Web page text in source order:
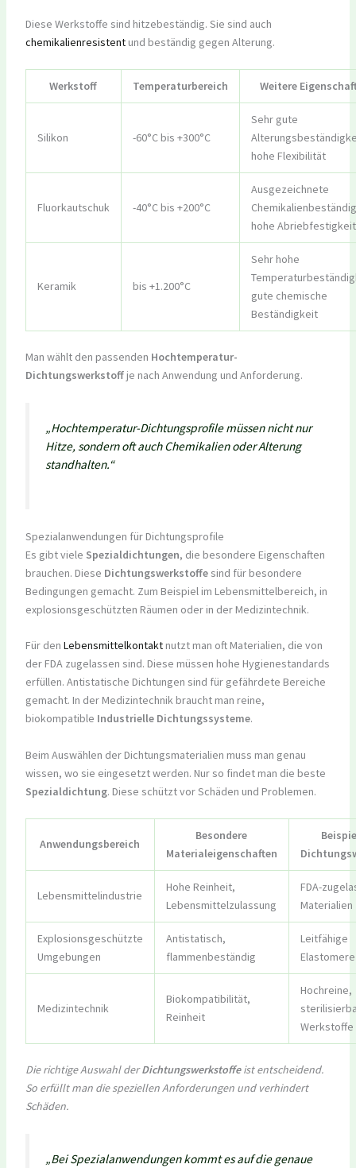
Diese Werkstoffe sind hitzebeständig. Sie sind auch
chemikalienresistentund beständig gegen Alterung.
Werkstoff Temperaturbereich Weitere
Silikon -60°C bis +300°C
Sehr gute
hohe Flexibilität
Fluorkautschuk -40°C bis +200°C
Ausgezeichnete
hohe Abriebfestigkeit
Keramik bis +1.200°C
Sehr hohe
gute chemische
Beständigkeit
Man wählt den passenden Hochtemperatur-
Dichtungswerkstoffje nach Anwendung und Anforderung.
„Hochtemperatur-Dichtungsprofile müssen nicht nur
Hitze, sondern oft auch Chemikalien oder Alterung
standhalten.“
Spezialanwendungen für Dichtungsprofile
Es gibt viele Spezialdichtungen, die besondere Eigenschaften
brauchen. Diese Dichtungswerkstoffesind für besondere
Bedingungen gemacht. Zum Beispiel im Lebensmittelbereich, in
explosionsgeschützten Räumen oder in der Medizintechnik.
Für den Lebensmittelkontaktnutzt man oft Materialien, die von
der FDA zugelassen sind. Diese müssen hohe Hygienestandards
erfüllen. Antistatische Dichtungen sind für gefährdete Bereiche
gemacht. In der Medizintechnik braucht man reine,
biokompatible Industrielle Dichtungssysteme.
Beim Auswählen der Dichtungsmaterialien muss man genau
wissen, wo sie eingesetzt werden. Nur so findet man die beste
Spezialdichtung. Diese schützt vor Schäden und Problemen.
Anwendungsbereich
Besondere
Materialeigenschaften
Lebensmittelindustrie
Hohe Reinheit,
Lebensmittelzulassung
FDA-
Materialien
Explosionsgeschützte
Umgebungen
Antistatisch,
flammenbeständig
Leitfähige
Elastomere
Medizintechnik
Biokompatibilität,
Reinheit
Hochreine,
Werkstoffe
Die richtige Auswahl derDichtungswerkstoffeist entscheidend.
So erfüllt man die speziellen Anforderungen und verhindert
Schäden.
„Bei Spezialanwendungen kommt es auf die genaue